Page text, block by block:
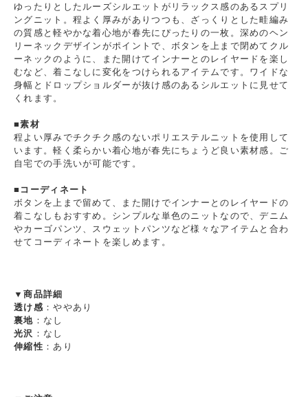
ゆったりとしたルーズシルエットがリラックス感のあるスプリ
ングニット。程よく厚みがありつつも、ざっくりとした畦編み
の質感と軽やかな着心地が春先にぴったりの一枚。深めのヘン
リーネックデザインがポイントで、ボタンを上まで閉めてクル
ーネックのように、また開けてインナーとのレイヤードを楽し
むなど、着こなしに変化をつけられるアイテムです。ワイドな
身幅とドロップショルダーが抜け感のあるシルエットに見せて
くれます。
■素材
程よい厚みでチクチク感のないポリエステルニットを使用して
います。軽く柔らかい着心地が春先にちょうど良い素材感。ご
自宅での手洗いが可能です。
■コーディネート
ボタンを上まで留めて、また開けでインナーとのレイヤードの
着こなしもおすすめ。シンプルな単色のニットなので、デニム
やカーゴパンツ、スウェットパンツなど様々なアイテムと合わ
せてコーディネートを楽しめます。
▼商品詳細
透け感 ：ややあり
裏地 ：なし
光沢 ：なし
伸縮性 ：あり